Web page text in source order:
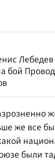
бой
же все
были